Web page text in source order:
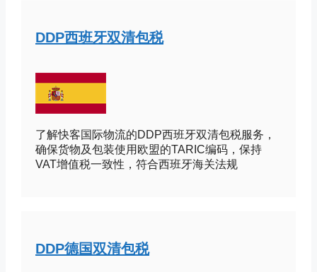
DDP西班牙双清包税
了解快客国际物流的DDP西班牙双清包税服务，
确保货物及包装使用欧盟的TARIC编码，保持
VAT增值税一致性，符合西班牙海关法规
DDP德国双清包税